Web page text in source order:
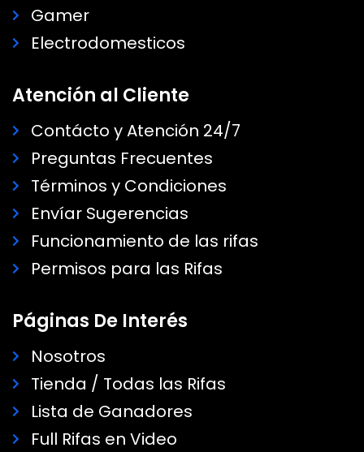
Gamer
Electrodomesticos
Atención al Cliente
Contácto y Atención 24/7
Preguntas Frecuentes
Términos y Condiciones
Envíar Sugerencias
Funcionamiento de las rifas
Permisos para las Rifas
Páginas De Interés
Nosotros
Tienda / Todas las Rifas
Lista de Ganadores
Full Rifas en Video